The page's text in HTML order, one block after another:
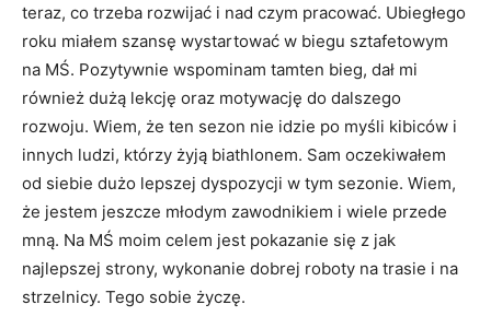
teraz, co trzeba rozwijać i nad czym pracować. Ubiegłego
roku miałem szansę wystartować w biegu sztafetowym
na MŚ. Pozytywnie wspominam tamten bieg, dał mi
również dużą lekcję oraz motywację do dalszego
rozwoju. Wiem, że ten sezon nie idzie po myśli kibiców i
innych ludzi, którzy żyją biathlonem. Sam oczekiwałem
od siebie dużo lepszej dyspozycji w tym sezonie. Wiem,
że jestem jeszcze młodym zawodnikiem i wiele przede
mną. Na MŚ moim celem jest pokazanie się z jak
najlepszej strony, wykonanie dobrej roboty na trasie i na
strzelnicy. Tego sobie życzę.